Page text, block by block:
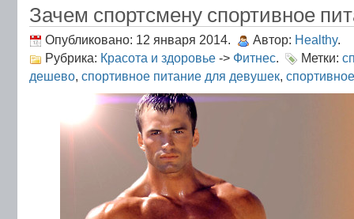
Зачем спортсмену спортивное
Опубликовано: 12 января 2014. Автор: Healthy.
Рубрика: Красота и здоровье -> Фитнес. Метки:
дешево, спортивное питание для девушек,